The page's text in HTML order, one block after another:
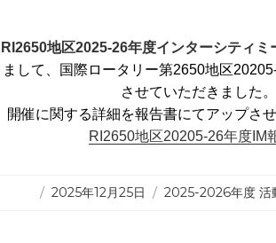
ー
RI2650地区2025-26年度インターシティミ
して、国際ロータリー第2650地区
させていただきました。
開催に関する詳細を報告書にてアップさ
RI2650地区20205-26年度IM
投
2025年12月25日
カ
2025-2026年度 活